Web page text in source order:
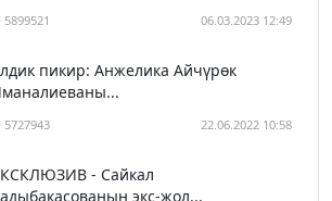
5899521 06.03.2023 12:49
пикир: Анжелика Айчүрөк
5727943 22.06.2022 10:58
- Сайкал
экс-жол...